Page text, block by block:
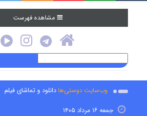
مشاهده فهرست
وب‌سایت دوستی‌هادانلود و تماشای فیلم
جمعه ۱۶ مرداد ۱۴۰۵